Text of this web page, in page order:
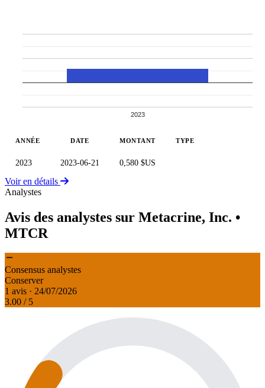
2023
ANNÉE DATE MONTANT TYPE
2023 2023-06-21 0,580 $US
Voir en détails
Analystes
Avis des analystes sur Metacrine, Inc. •
MTCR
Consensus analystes
Conserver
1 avis · 24/07/2026
3.00 / 5